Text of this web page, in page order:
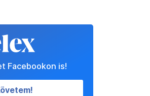
Facebookon is!